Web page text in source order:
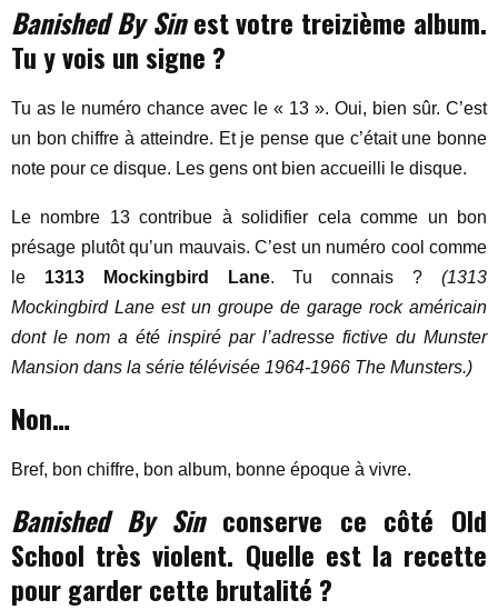
Banished By Sinest votre treizième album.
Tu y vois un signe ?
Tu as le numéro chance avec le « 13 ». Oui, bien sûr. C’est
un bon chiffre à atteindre. Et je pense que c’était une bonne
note pour ce disque. Les gens ont bien accueilli le disque.
Le nombre 13 contribue à solidifier cela comme un bon
présage plutôt qu’un mauvais. C’est un numéro cool comme
le 1313 Mockingbird Lane. Tu connais ?(1313
Mockingbird Lane est un groupe de garage rock américain
dont le nom a été inspiré par l’adresse fictive du Munster
Mansion dans la série télévisée 1964-1966 The Munsters.)
Non…
Bref, bon chiffre, bon album, bonne époque à vivre.
Banished By Sinconserve ce côté Old
School très violent. Quelle est la recette
pour garder cette brutalité ?